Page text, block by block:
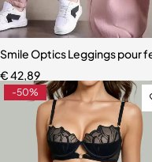
Smile Optics Leggings pour
€42,89
-50%